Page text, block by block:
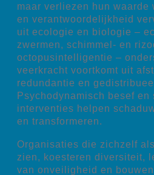
maar verliezen hun waarde
en verantwoordelijkheid
uit ecologie en biologie –
zwermen, schimmel- en
octopusintelligentie –
veerkracht voortkomt uit
redundantie en
Psychodynamisch besef en
interventies helpen
en transformeren.
Organisaties die zichzelf
zien, koesteren diversiteit,
van onveiligheid en